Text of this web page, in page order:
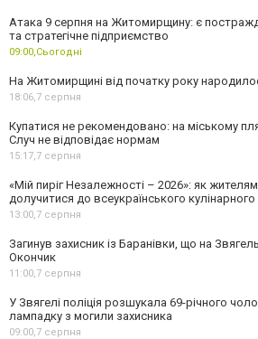
Атака 9 серпня на Житомирщину: є
та стратегічне підприємство
09:00,Сьогодні
На Житомирщині від початку року
18:06,7 серпня
Купатися не рекомендовано: на міському
Случ не відповідає нормам
15:17,7 серпня
«Мій пиріг Незалежності – 2026»: як
долучитися до всеукраїнського
13:00,7 серпня
Загинув захисник із Баранівки, що на
Окончик
11:00,7 серпня
У Звягелі поліція розшукала 69-річного
лампадку з могили захисника
09:00,7 серпня